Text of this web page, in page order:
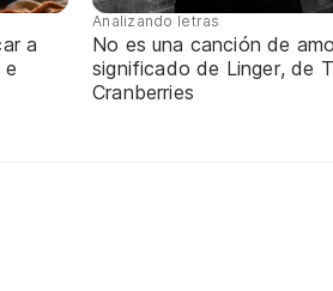
a
e
Analizando letras
No es una canción de
significado de Linger, de
Cranberries